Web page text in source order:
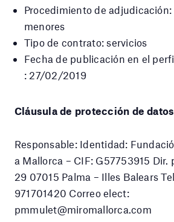
Procedimiento de
menores
Tipo de contrato: servicios
Fecha de publicación en el
: 27/02/2019
Cláusula de protección de datos
Responsable: Identidad:
a Mallorca – CIF: G57753915 Dir.
29 07015 Palma – Illes Balears
971701420 Correo elect:
pmmulet@miromallorca.com